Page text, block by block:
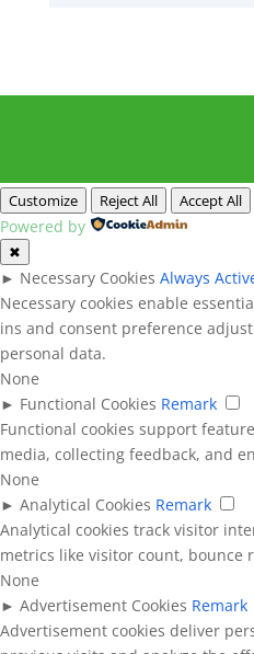
Customize Reject All Accept All
Powered by
✖
► Necessary Cookies Always
Necessary cookies enable
ins and consent preference
personal data.
None
► Functional Cookies Remark
Functional cookies support
media, collecting feedback, and
None
► Analytical Cookies Remark
Analytical cookies track visitor
metrics like visitor count, bounce
None
► Advertisement Cookies Remark
Advertisement cookies deliver